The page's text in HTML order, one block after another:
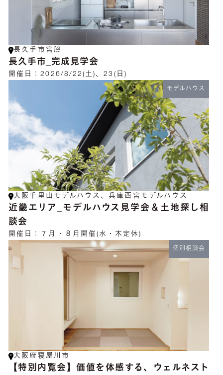
長久手市宮脇
長久手市_完成見学会
開催日：2026/8/22(土)、23(日)
モデルハウス
大阪千里山モデルハウス、兵庫西宮モデルハウス
近畿エリア_モデルハウス見学会＆土地探し相
談会
開催日： ７月・８月開催(水・木定休)
個別相談会
大阪府寝屋川市
【特別内覧会】価値を体感する、ウェルネスト